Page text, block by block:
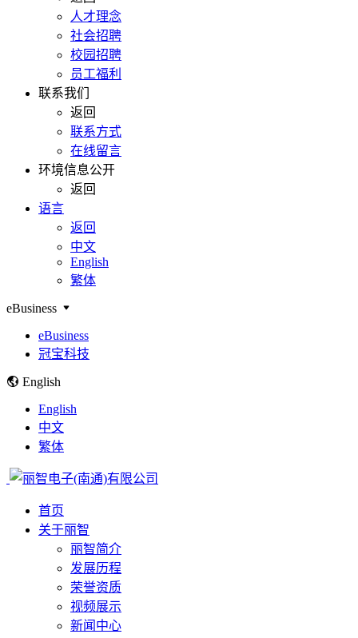
人才理念
社会招聘
校园招聘
员工福利
联系我们
返回
联系方式
在线留言
环境信息公开
返回
语言
返回
中文
English
繁体
eBusiness
eBusiness
冠宝科技
English
English
中文
繁体
首页
关于丽智
丽智简介
发展历程
荣誉资质
视频展示
新闻中心